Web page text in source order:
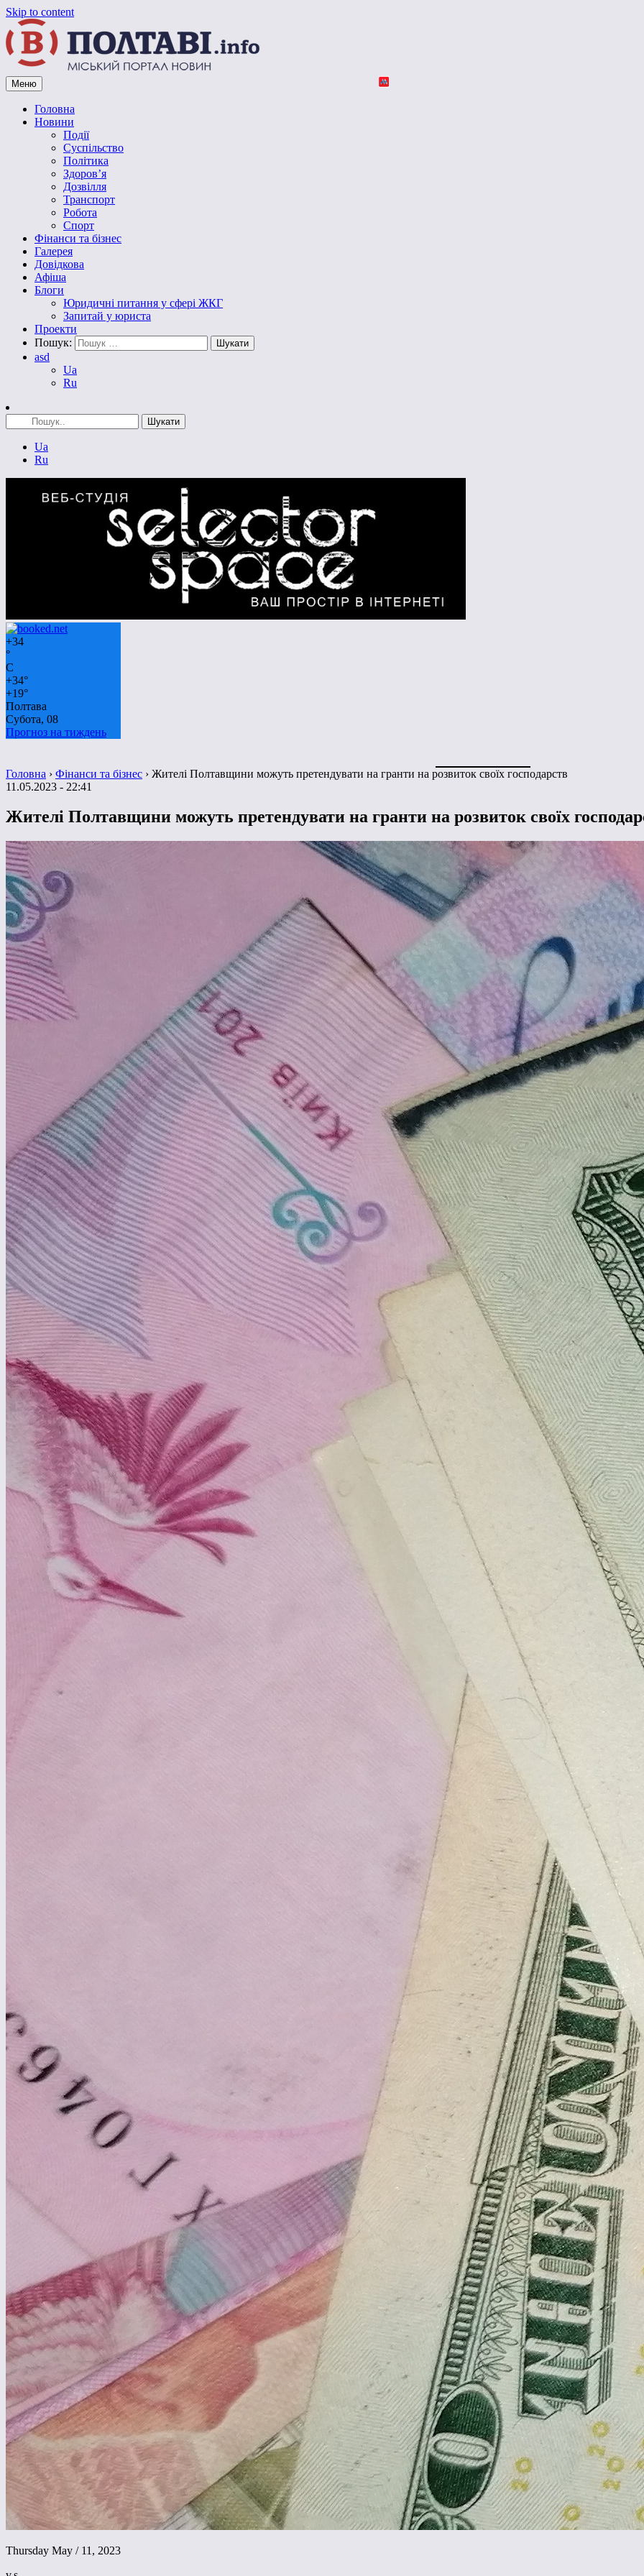
Skip to content
Vpoltave.info
Полтавський портал новин
Меню
Головна
Новини
Події
Суспільство
Політика
Здоров’я
Дозвілля
Транспорт
Робота
Спорт
Фінанси та бізнес
Галерея
Довідкова
Афіша
Блоги
Юридичні питання у сфері ЖКГ
Запитай у юриста
Проекти
Пошук:
asd
Ua
Ru
Ua
Ru
+34
°
C
+34°
+19°
Полтава
Субота, 08
Прогноз на тиждень
Головна › Фінанси та бізнес › Жителі Полтавщини можуть претендувати на гранти на розвиток своїх господарств
11.05.2023 - 22:41
Жителі Полтавщини можуть претендувати на гранти на розвиток своїх
Thursday May / 11, 2023